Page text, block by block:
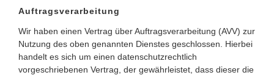
Auftragsverarbeitung
Wir haben einen Vertrag über Auftragsverarbeitung (AVV) zur
Nutzung des oben genannten Dienstes geschlossen. Hierbei
handelt es sich um einen datenschutzrechtlich
vorgeschriebenen Vertrag, der gewährleistet, dass dieser die